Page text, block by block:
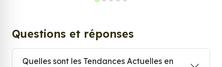
Questions et réponses
Quelles sont les Tendances Actuelles en